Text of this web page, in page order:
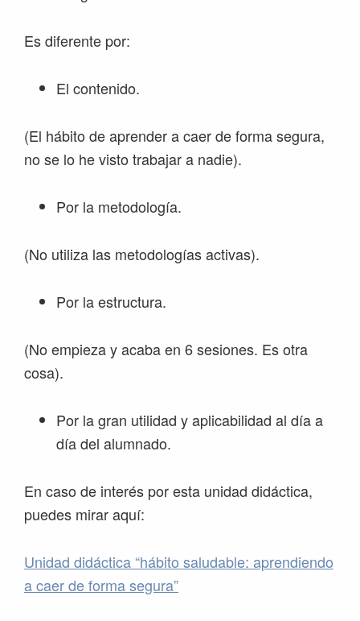
Es diferente por:
El contenido.
(El hábito de aprender a caer de forma segura,
no se lo he visto trabajar a nadie).
Por la metodología.
(No utiliza las metodologías activas).
Por la estructura.
(No empieza y acaba en 6 sesiones. Es otra
cosa).
Por la gran utilidad y aplicabilidad al día a
día del alumnado.
En caso de interés por esta unidad didáctica,
puedes mirar aquí:
Unidad didáctica “hábito saludable: aprendiendo
a caer de forma segura”